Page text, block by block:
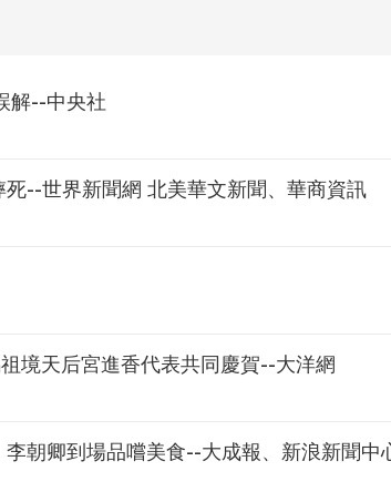
解--中央社
--世界新聞網 北美華文新聞、華商資訊
境天后宮進香代表共同慶賀--大洋網
朝卿到場品嚐美食--大成報、新浪新聞中